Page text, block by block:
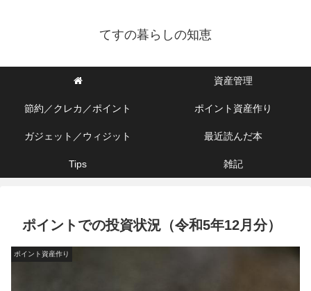
てすの暮らしの知恵
資産管理
節約／クレカ／ポイント ポイント資産作り
ガジェット／ウィジット 最近読んだ本
Tips 雑記
ポイントでの投資状況（令和5年12月分）
ポイント資産作り